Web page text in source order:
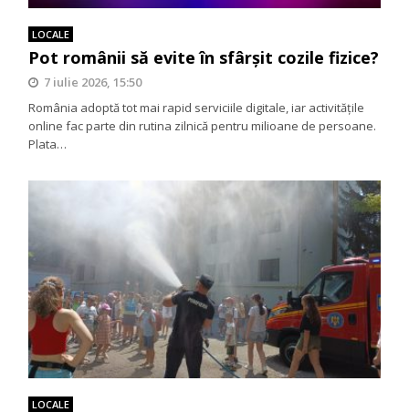
LOCALE
Pot românii să evite în sfârșit cozile fizice?
7 iulie 2026, 15:50
România adoptă tot mai rapid serviciile digitale, iar activitățile
online fac parte din rutina zilnică pentru milioane de persoane.
Plata…
LOCALE